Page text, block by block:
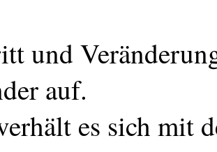
und
auf.
es sich mit